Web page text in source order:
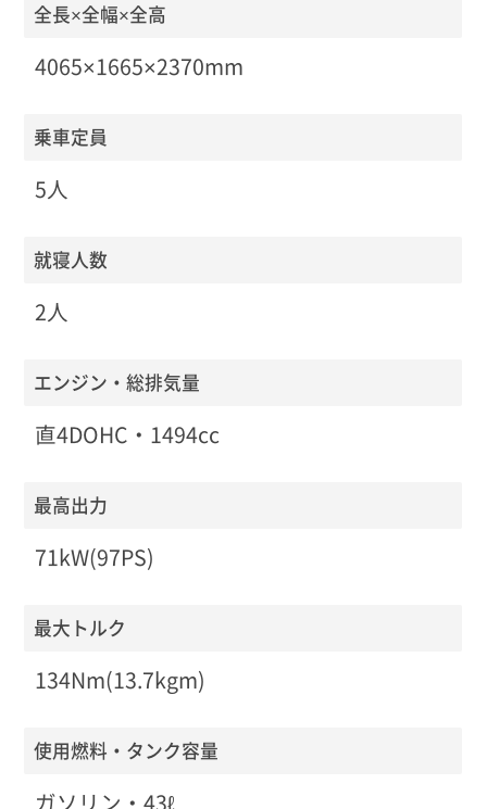
全長×全幅×全高
4065×1665×2370mm
乗車定員
5人
就寝人数
2人
エンジン・総排気量
直4DOHC・1494cc
最高出力
71kW(97PS)
最大トルク
134Nm(13.7kgm)
使用燃料・タンク容量
ガソリン・43ℓ